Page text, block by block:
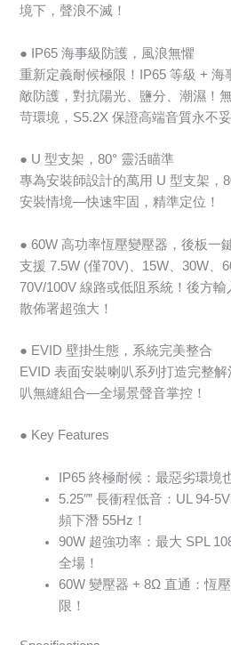
境下，聲浪不滅！
● IP65 海事級防護，風浪無懼
重新定義耐候極限！IP65 等級 + 海
敵防護，對抗陽光、鹽分、潮濕！
苛環境，S5.2X 保證高端音質永不妥
● U 型支架，80° 靈活瞄準
專為安裝師設計的萬用 U 型支架，
安裝情境—快速牢固，精準定位！
● 60W 高功率恆壓變壓器，後板一
支援 7.5W (僅70V)、15W、30W、
70V/100V 線路或低阻系統！後方
散佈署超強大！
● EVID 壁掛生態，系統完美整合
EVID 表面安裝喇叭系列打造完整
叭無縫組合—全場景聲音掌控！
● Key Features
IP65 終極耐候：最惡劣環境
5.25″” 長衝程低音：UL 94-
頻下潛 55Hz！
90W 超強功率：最大 SPL
全場！
60W 變壓器 + 8Ω 直通：恆
限！